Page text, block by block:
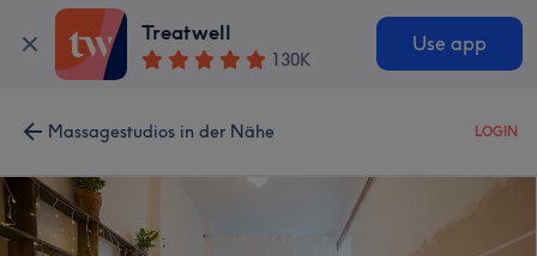
Treatwell
130K
Use app
Massagestudios in der Nähe LOGIN